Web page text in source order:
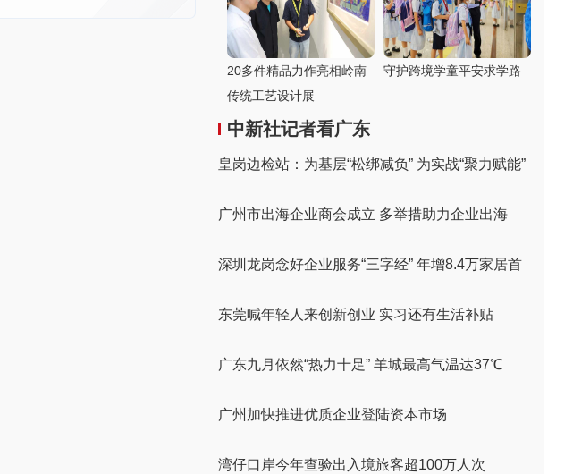
20多件精品力作亮相岭南
传统工艺设计展
守护跨境学童平安求学路
中新社记者看广东
皇岗边检站：为基层“松绑减负” 为实战“聚力赋能”
广州市出海企业商会成立 多举措助力企业出海
深圳龙岗念好企业服务“三字经” 年增8.4万家居首
东莞喊年轻人来创新创业 实习还有生活补贴
广东九月依然“热力十足” 羊城最高气温达37℃
广州加快推进优质企业登陆资本市场
湾仔口岸今年查验出入境旅客超100万人次